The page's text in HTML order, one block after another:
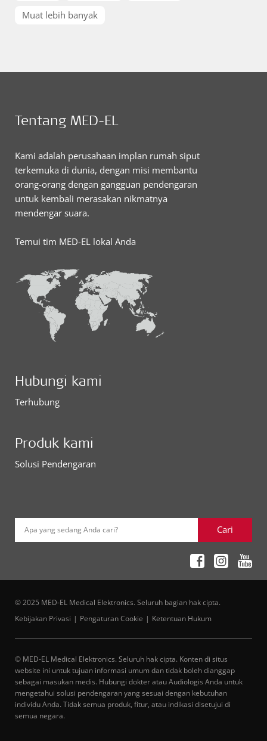
Muat lebih banyak
Tentang MED-EL
Kami adalah perusahaan implan rumah siput
terkemuka di dunia, dengan misi membantu
orang-orang dengan gangguan pendengaran
untuk kembali merasakan nikmatnya
mendengar suara.
Temui tim MED-EL lokal Anda
Hubungi kami
Terhubung
Produk kami
Solusi Pendengaran
Apa yang sedang Anda cari? Cari
© 2025 MED-EL Medical Elektronics. Seluruh bagian hak cipta.
Kebijakan Privasi
Pengaturan Cookie Ketentuan Hukum
© MED-EL Medical Elektronics. Seluruh hak cipta. Konten di situs
website ini untuk tujuan informasi umum dan tidak boleh dianggap
sebagai masukan medis. Hubungi dokter atau Audiologis Anda untuk
mengetahui solusi pendengaran yang sesuai dengan kebutuhan
individu Anda. Tidak semua produk, fitur, atau indikasi disetujui di
semua negara.